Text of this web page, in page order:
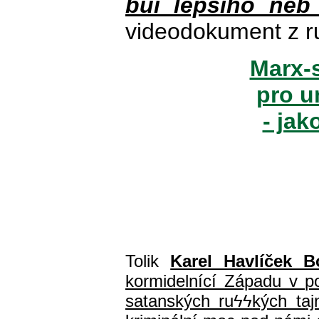
videodokument z
pro
-
Tolik Karel Havlíček
kormidelnící Západu v
satanských ruϟϟkých